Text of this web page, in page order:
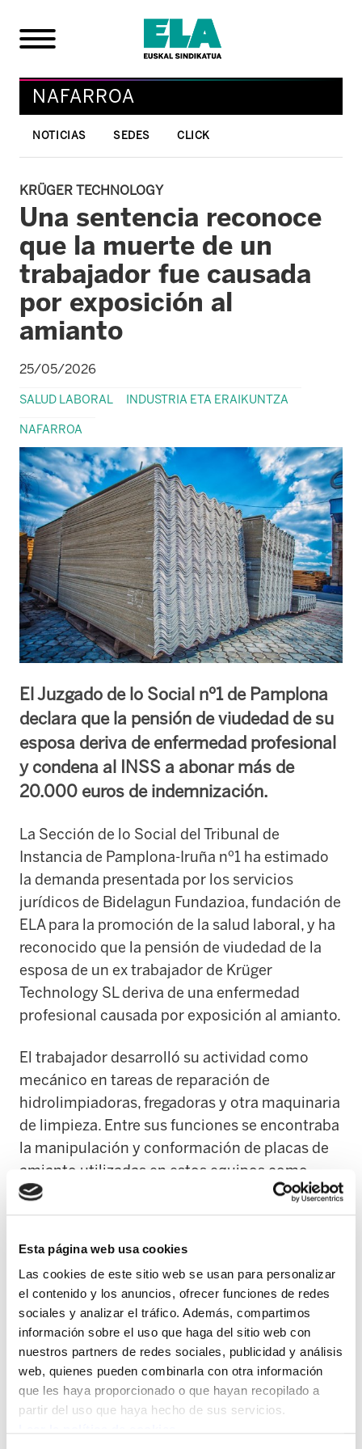
Esta página web usa cookies
Las cookies de este sitio web se usan para personalizar
el contenido y los anuncios, ofrecer funciones de redes
sociales y analizar el tráfico. Además, compartimos
información sobre el uso que haga del sitio web con
nuestros partners de redes sociales, publicidad y análisis
web, quienes pueden combinarla con otra información
que les haya proporcionado o que hayan recopilado a
partir del uso que haya hecho de sus servicios.
NAFARROA
NOTICIAS SEDES CLICK
KRÜGER TECHNOLOGY
Una sentencia reconoce
que la muerte de un
trabajador fue causada
por exposición al
amianto
25/05/2026
SALUD LABORAL INDUSTRIA ETA ERAIKUNTZA
NAFARROA
El Juzgado de lo Social nº1 de Pamplona
declara que la pensión de viudedad de su
esposa deriva de enfermedad profesional
y condena al INSS a abonar más de
20.000 euros de indemnización.
La Sección de lo Social del Tribunal de
Instancia de Pamplona-Iruña nº1 ha estimado
la demanda presentada por los servicios
jurídicos de Bidelagun Fundazioa, fundación de
ELA para la promoción de la salud laboral, y ha
reconocido que la pensión de viudedad de la
esposa de un ex trabajador de Krüger
Technology SL deriva de una enfermedad
profesional causada por exposición al amianto.
El trabajador desarrolló su actividad como
mecánico en tareas de reparación de
hidrolimpiadoras, fregadoras y otra maquinaria
de limpieza. Entre sus funciones se encontraba
la manipulación y conformación de placas de
amianto utilizadas en estos equipos como
protección frente a las altas temperaturas.
empresa, que negaba el uso de amianto en su
actividad, y asume los argumentos del Instituto
de Salud Pública y Laboral de Navarra (ISPLN).
El fallo recoge que las máquinas “llevaban una
junta de amianto como protección”, debido a
las propiedades del material para soportar
altas temperaturas.